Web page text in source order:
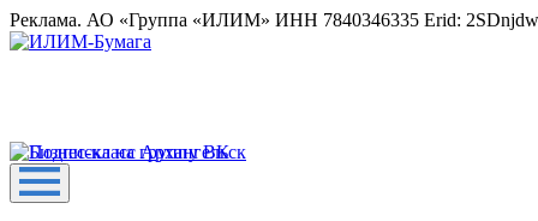
Реклама. АО «Группа «ИЛИМ» ИНН 7840346335 Erid: